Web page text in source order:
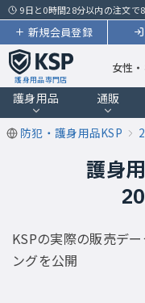
9日と0時間28分以内の注文で
新規会員登録
護身用品専門店
女性
護身用品 通販
防犯・護身用品KSP
護身
KSPの実際の販売デ
ングを公開